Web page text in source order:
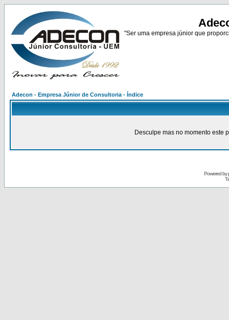
"Ser uma empresa júnior que
Adecon - Empresa Júnior de Consultoria - Índice
Desculpe mas no momento este
Powered by